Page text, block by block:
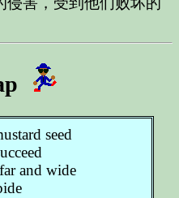
seed
and wide